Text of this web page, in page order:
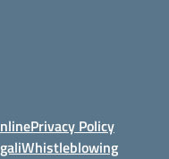
Privacy Policy
Whistleblowing